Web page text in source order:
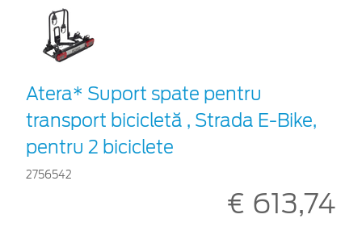
Atera* Suport spate pentru
transport bicicletă , Strada E-Bike,
pentru 2 biciclete
2756542
€ 613,74